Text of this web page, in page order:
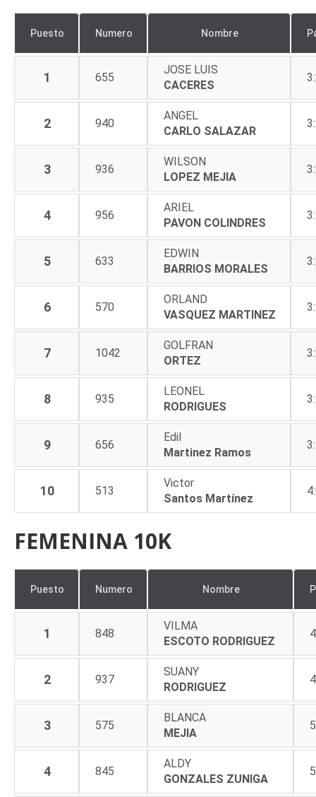
Puesto Numero Nombre
1 655
JOSE LUIS
CACERES
2 940
ANGEL
CARLO SALAZAR
3 936
WILSON
LOPEZ MEJIA
4 956
ARIEL
PAVON COLINDRES
5 633
EDWIN
BARRIOS MORALES
6 570
ORLAND
VASQUEZ MARTINEZ
7 1042
GOLFRAN
ORTEZ
8 935
LEONEL
RODRIGUES
9 656
Edil
Martinez Ramos
10 513
Victor
Santos Martínez
FEMENINA 10K
Puesto Numero Nombre
1 848
VILMA
ESCOTO RODRIGUEZ
2 937
SUANY
RODRIGUEZ
3 575
BLANCA
MEJIA
4 845
ALDY
GONZALES ZUNIGA